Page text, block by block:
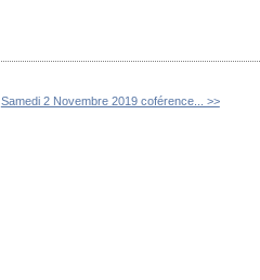
Samedi 2 Novembre 2019 coférence... >>